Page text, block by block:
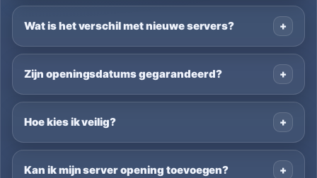
Wat is het verschil met nieuwe servers?
Zijn openingsdatums gegarandeerd?
Hoe kies ik veilig?
Kan ik mijn server opening toevoegen?